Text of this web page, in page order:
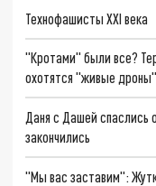
Технофашисты XXI века
"Кротами" были все?
охотятся "живые дроны"
Даня с Дашей спаслись
закончились
"Мы вас заставим":